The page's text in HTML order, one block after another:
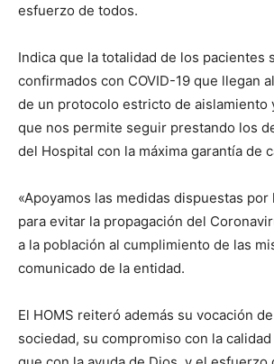
esfuerzo de todos.
Indica que la totalidad de los pacientes
confirmados con COVID-19 que llegan
de un protocolo estricto de aislamiento
que nos permite seguir prestando los
del Hospital con la máxima garantía de
«Apoyamos las medidas dispuestas por
para evitar la propagación del
a la población al cumplimiento de las
comunicado de la entidad.
El HOMS reiteró además su vocación
sociedad, su compromiso con la